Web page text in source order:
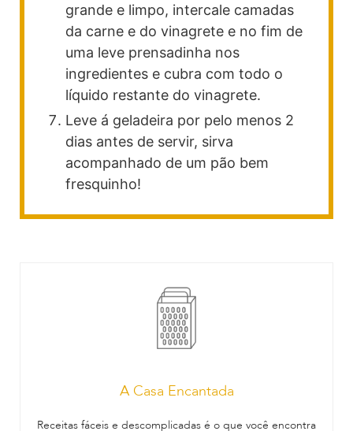
grande e limpo, intercale camadas
da carne e do vinagrete e no fim de
uma leve prensadinha nos
ingredientes e cubra com todo o
líquido restante do vinagrete.
Leve á geladeira por pelo menos 2
dias antes de servir, sirva
acompanhado de um pão bem
fresquinho!
A Casa Encantada
Receitas fáceis e descomplicadas é o que você encontra